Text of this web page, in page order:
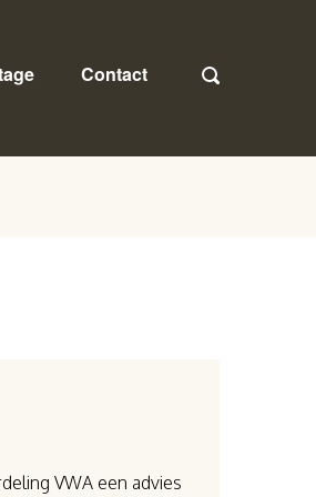
Contact
VWA een advies